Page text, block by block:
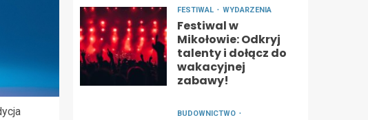
FESTIWAL WYDARZENIA
Festiwal w
Mikołowie: Odkryj
talenty i dołącz do
wakacyjnej
zabawy!
BUDOWNICTWO